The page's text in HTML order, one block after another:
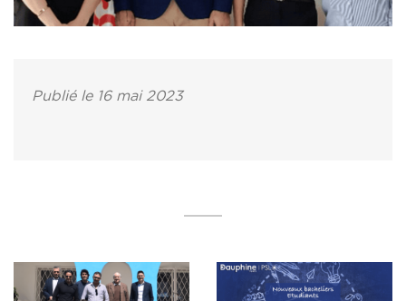
Publié le 16 mai 2023